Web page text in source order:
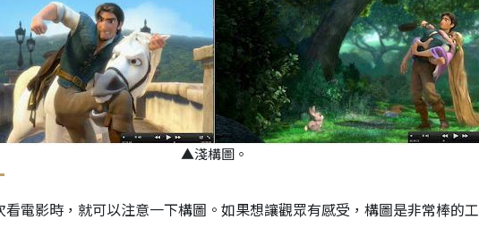
▲淺構圖。
看電影時，就可以注意一下構圖。 如果想讓觀眾有感受，構圖是非常棒的工